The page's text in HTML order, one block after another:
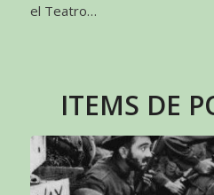
el Teatro…
ITEMS DE